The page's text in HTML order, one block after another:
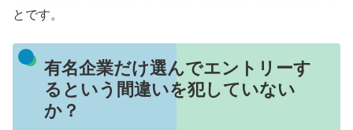
とです。
有名企業だけ選んでエントリーす
るという間違いを犯していない
か？